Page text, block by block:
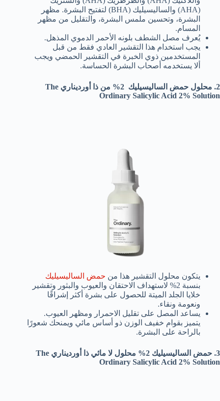
(AHA) والساليسيليك (BHA) لتفتيح البشرة. مظهر
البشرة، وتحسين ملمس البشرة، والتقليل من مظهر
المسام.
يُعرف مصل الشطف بلونه الأحمر الدموي المذهل.
يجب استخدام هذا التقشير العادي فقط من قبل
المستخدمين ذوي الخبرة في التقشير الحمضي ويجب
ألا يستخدمه أصحاب البشرة الحساسة.
2. محلول حمض الساليسيليك 2% من ذا أورديناري The
Ordinary Salicylic Acid 2% Solution
يتكون محلول التقشير هذا من حمض الساليسيليك
بنسبة 2% لاستهداف الاحتقان والعيوب والبثور وتقشير
خلايا الجلد الميتة للحصول على بشرة أكثر إشراقًا
ونعومة ونقاء.
يساعد المصل على تقليل الاحمرار ومظهر العيوب.
يتميز بقوام خفيف الوزن ذو أساس مائي ويمنحك شعورًا
بالراحة على البشرة.
3. حمض الساليسيليك 2% محلول لا مائي ذا أورديناري The
Ordinary Salicylic Acid 2% Solution